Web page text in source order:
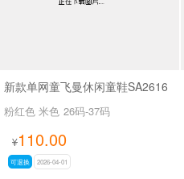
新款单网童飞曼休闲童鞋SA2616
粉红色 米色 26码-37码
¥110.00
可退换 2026-04-01